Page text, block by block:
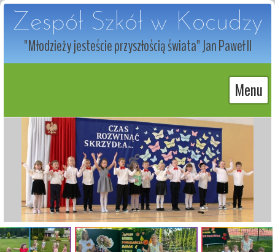
Zespół Szkół w Kocudzy
"Młodzieży jesteście przyszłością świata" Jan Paweł II
Menu